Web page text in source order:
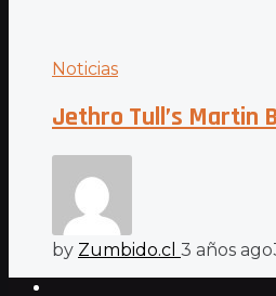
Noticias
Jethro Tull’s Martin
by Zumbido.cl 3 años ago